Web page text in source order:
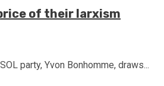
of their larxism
party, Yvon Bonhomme, draws...